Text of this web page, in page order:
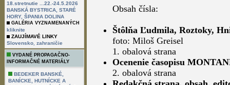
18.stretnutie ...22.-24.5.2026
BANSKÁ BYSTRICA, STARÉ
HORY, ŠPANIA DOLINA
GALÉRIA VYZNAMENANÝCH
kliknite
ZAUJÍMAVÉ LINKY
Slovensko zahraničie
VYDANÉ PROPAGAČNO-
INFORMAČNÉ MATERIÁLY
BEDEKER BANSKÉ,
BANÍCKE, HUTNÍCKE A
Obsah čísla:
Štôlňa Ľudmila, Roztoky,
foto: Miloš Greisel
1. obalová strana
Ocenenie časopisu
2. obalová strana